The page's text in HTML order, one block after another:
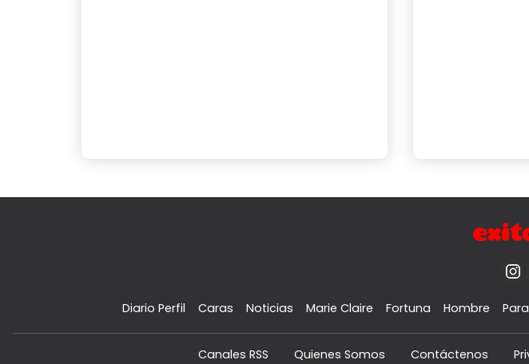
Diario Perfil Caras Noticias Marie Claire Fortuna Hombre
Canales RSS Quienes Somos Contáctenos